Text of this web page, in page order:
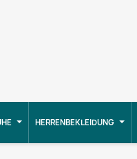
HERRENBEKLEIDUNG